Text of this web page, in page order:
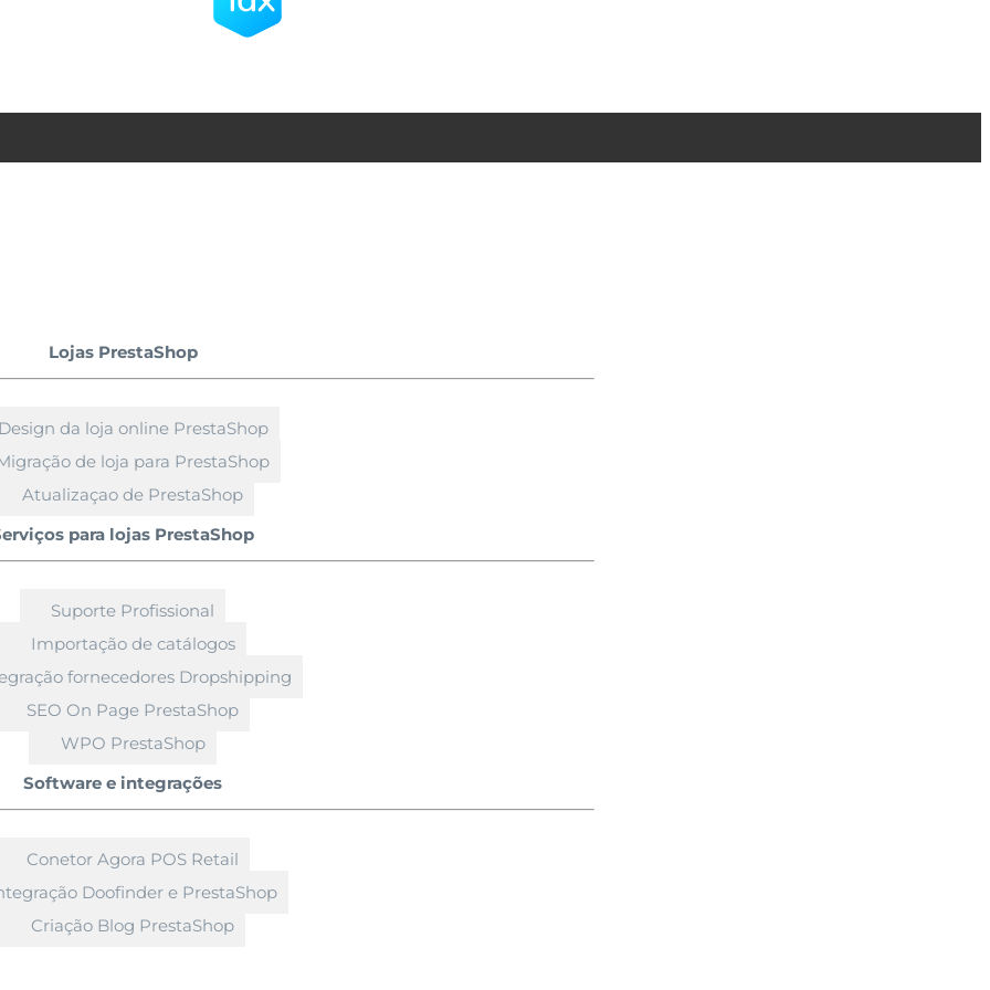
Lojas PrestaShop
Design da loja online PrestaShop
de loja para PrestaShop
Atualizaçao de PrestaShop
para lojas PrestaShop
Suporte Profissional
Importação de catálogos
fornecedores Dropshipping
SEO On Page PrestaShop
WPO PrestaShop
Software e integrações
Conetor Agora POS Retail
Doofinder e PrestaShop
Criação Blog PrestaShop